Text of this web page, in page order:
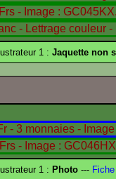
1 : Jaquette non
1 : Photo ---